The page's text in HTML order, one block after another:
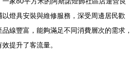
燈具安裝與維修服務，深受周邊居民歡
線豐富，能夠滿足不同消費層次的需求，
提升了客流量。